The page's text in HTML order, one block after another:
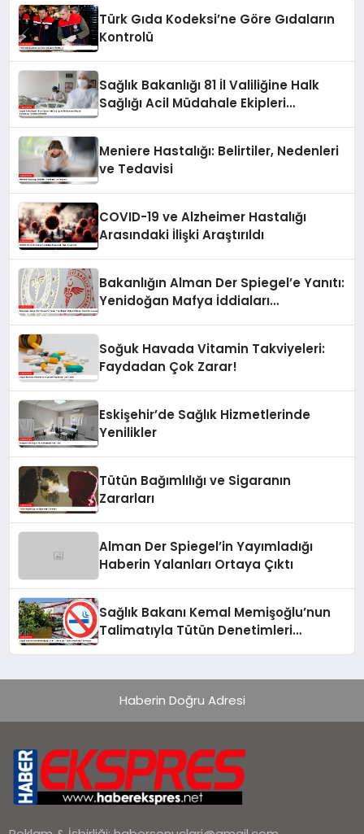
Türk Gıda Kodeksi’ne Göre Gıdaların
Kontrolü
Sağlık Bakanlığı 81 İl Valiliğine Halk
Sağlığı Acil Müdahale Ekipleri
Meniere Hastalığı: Belirtiler, Nedenleri
ve Tedavisi
COVID-19 ve Alzheimer Hastalığı
Arasındaki İlişki Araştırıldı
Bakanlığın Alman Der Spiegel’e Yanıtı:
Yenidoğan Mafya İddiaları
Soğuk Havada Vitamin Takviyeleri:
Faydadan Çok Zarar!
Eskişehir’de Sağlık Hizmetlerinde
Yenilikler
Tütün Bağımlılığı ve Sigaranın
Zararları
Alman Der Spiegel’in Yayımladığı
Haberin Yalanları Ortaya Çıktı
Sağlık Bakanı Kemal Memişoğlu’nun
Talimatıyla Tütün Denetimleri
Haberin Doğru Adresi